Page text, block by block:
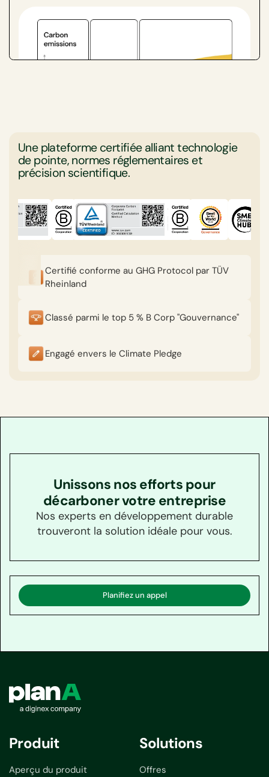
trajectoire. Cela favorise une culture d'amélioration
continue et de responsabilité au sein de l'industrie
textile, soutenant finalement une durabilité à long
terme et des réductions des émissions de carbone.
Une plateforme certifiée alliant technologie
de pointe, normes réglementaires et
précision scientifique.
Certifié conforme au GHG Protocol par TÜV
Rheinland
Classé parmi le top 5 % B Corp "Gouvernance"
Engagé envers le Climate Pledge
Unissons nos efforts pour
décarboner votre entreprise
Nos experts en développement durable
trouveront la solution idéale pour vous.
Planifiez un appel
Produit
Aperçu du produit
Solutions
Offres